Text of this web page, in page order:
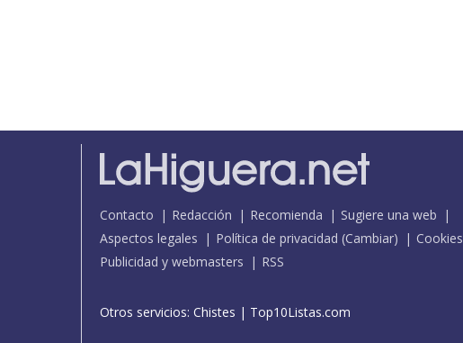
Contacto Redacción Recomienda
Sugiere una web
Aspectos legales
Política de privacidad (Cambiar)
Cookies
Publicidad y webmasters
RSS
Otros servicios: Chistes | Top10Listas.com